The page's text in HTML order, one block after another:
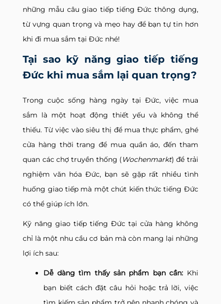
những mẫu câu giao tiếp tiếng Đức thông dụng,
từ vựng quan trọng và mẹo hay để bạn tự tin hơn
khi đi mua sắm tại Đức nhé!
Tại sao kỹ năng giao tiếp tiếng
Đức khi mua sắm lại quan trọng?
Trong cuộc sống hàng ngày tại Đức, việc mua
sắm là một hoạt động thiết yếu và không thể
thiếu. Từ việc vào siêu thị để mua thực phẩm, ghé
cửa hàng thời trang để mua quần áo, đến tham
quan các chợ truyền thống ( Wochenmarkt) để trải
nghiệm văn hóa Đức, bạn sẽ gặp rất nhiều tình
huống giao tiếp mà một chút kiến thức tiếng Đức
có thể giúp ích lớn.
Kỹ năng giao tiếp tiếng Đức tại cửa hàng không
chỉ là một nhu cầu cơ bản mà còn mang lại những
lợi ích sau:
Dễ dàng tìm thấy sản phẩm bạn cần: Khi
bạn biết cách đặt câu hỏi hoặc trả lời, việc